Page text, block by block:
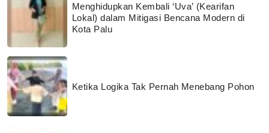
Menghidupkan Kembali ‘Uva’ (Kearifan
Lokal) dalam Mitigasi Bencana Modern di
Kota Palu
Ketika Logika Tak Pernah Menebang Pohon